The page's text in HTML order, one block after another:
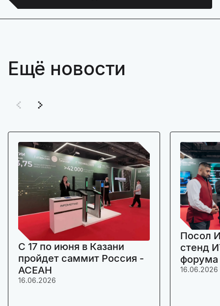
Ещё новости
C 17 по июня в Казани
пройдет саммит Россия -
АСЕАН
16.06.2026
Посол
стенд
16.06.2026